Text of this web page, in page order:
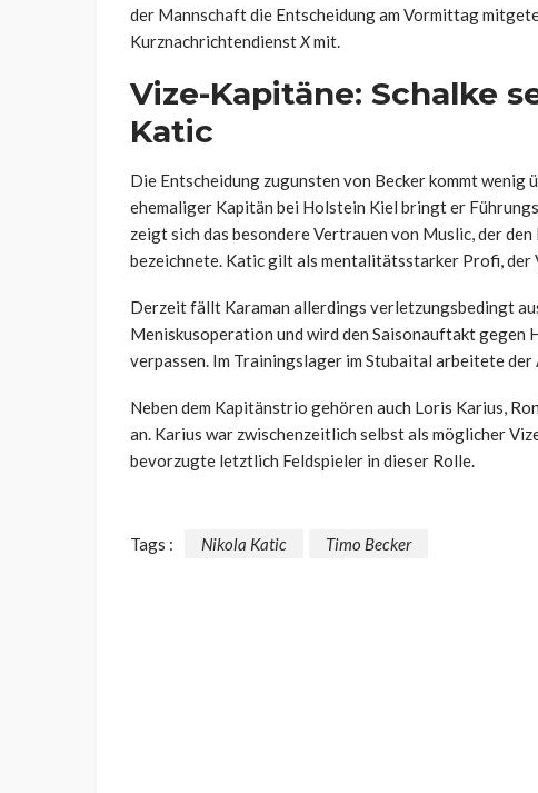
der Mannschaft die Entscheidung am Vormittag
KurznachrichtendienstXmit.
Vize-Kapitäne: Schalke
Katic
Die Entscheidung zugunsten von Becker kommt wenig
ehemaliger Kapitän bei Holstein Kiel bringt er
zeigt sich das besondere Vertrauen von Muslic, der
bezeichnete. Katic gilt als mentalitätsstarker Profi, der
Derzeit fällt Karaman allerdings verletzungsbedingt
Meniskusoperation und wird den Saisonauftakt gegen
verpassen. Im Trainingslager im Stubaital arbeitete
Neben dem Kapitänstrio gehören auch Loris Karius,
an. Karius war zwischenzeitlich selbst als möglicher
bevorzugte letztlich Feldspieler in dieser Rolle.
Tags : Nikola Katic Timo Becker